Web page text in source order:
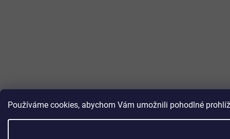
Používáme cookies, abychom Vám umožnili pohodlné